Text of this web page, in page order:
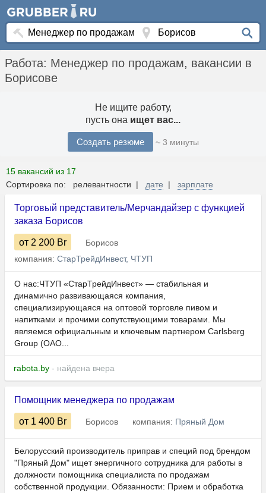
Работа: Менеджер по продажам, вакансии в
Борисове
Не ищите работу,
пусть она ищет вас...
Создать резюме ~ 3 минуты
15 вакансий из 17
Сортировка по: релевантности | дате | зарплате
Торговый представитель/Мерчандайзер с функцией
заказа Борисов
от 2 200 Br
Борисов
компания: СтарТрейдИнвест, ЧТУП
О нас:ЧТУП «СтарТрейдИнвест» — стабильная и
динамично развивающаяся компания,
специализирующаяся на оптовой торговле пивом и
напитками и прочими сопутствующими товарами. Мы
являемся официальным и ключевым партнером Carlsberg
Group (ОАО...
rabota.by - найдена вчера
Помощник менеджера по продажам
от 1 400 Br Борисов компания: Пряный Дом
Белорусский производитель приправ и специй под брендом
"Пряный Дом" ищет энергичного сотрудника для работы в
должности помощника специалиста по продажам
собственной продукции. Обязанности: Прием и обработка